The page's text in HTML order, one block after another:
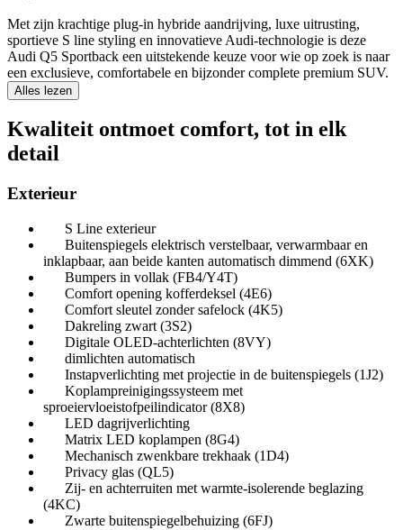
Met zijn krachtige plug-in hybride aandrijving, luxe uitrusting,
sportieve S line styling en innovatieve Audi-technologie is deze
Audi Q5 Sportback een uitstekende keuze voor wie op zoek is naar
een exclusieve, comfortabele en bijzonder complete premium SUV.
Alles lezen
Kwaliteit ontmoet comfort, tot in elk
detail
Exterieur
S Line exterieur
Buitenspiegels elektrisch verstelbaar, verwarmbaar en
inklapbaar, aan beide kanten automatisch dimmend (6XK)
Bumpers in vollak (FB4/Y4T)
Comfort opening kofferdeksel (4E6)
Comfort sleutel zonder safelock (4K5)
Dakreling zwart (3S2)
Digitale OLED-achterlichten (8VY)
dimlichten automatisch
Instapverlichting met projectie in de buitenspiegels (1J2)
Koplampreinigingssysteem met
sproeiervloeistofpeilindicator (8X8)
LED dagrijverlichting
Matrix LED koplampen (8G4)
Mechanisch zwenkbare trekhaak (1D4)
Privacy glas (QL5)
Zij- en achterruiten met warmte-isolerende beglazing
(4KC)
Zwarte buitenspiegelbehuizing (6FJ)